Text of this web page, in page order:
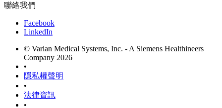
聯絡我們
Facebook
LinkedIn
© Varian Medical Systems, Inc. - A Siemens Healthineers
Company 2026
•
隱私權聲明
•
法律資訊
•